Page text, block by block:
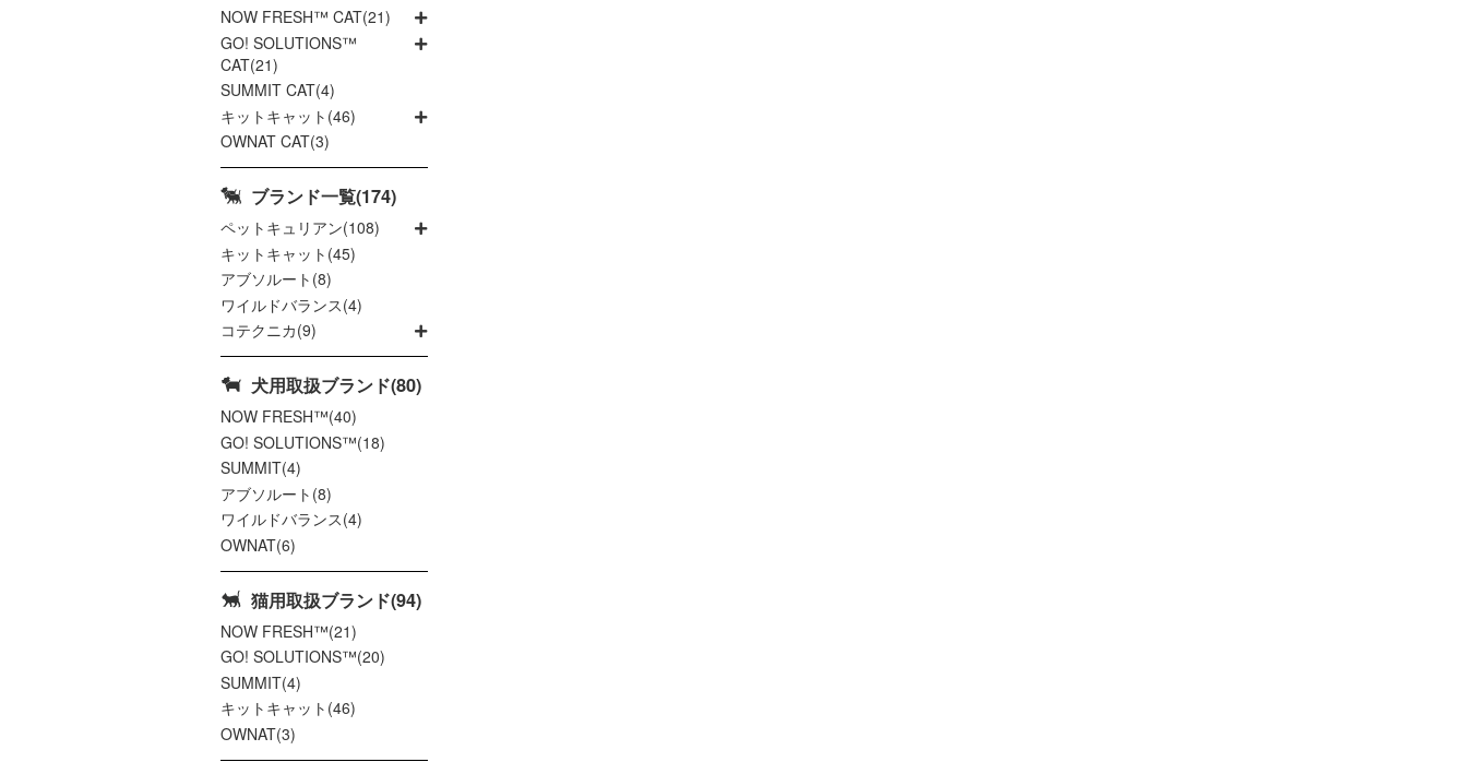
NOW FRESH™ CAT(21)
GO! SOLUTIONS™
CAT(21)
SUMMIT CAT(4)
キットキャット(46)
OWNAT CAT(3)
ブランド一覧(174)
ペットキュリアン(108)
キットキャット(45)
アブソルート(8)
ワイルドバランス(4)
コテクニカ(9)
犬用取扱ブランド(80)
NOW FRESH™(40)
GO! SOLUTIONS™(18)
SUMMIT(4)
アブソルート(8)
ワイルドバランス(4)
OWNAT(6)
猫用取扱ブランド(94)
NOW FRESH™(21)
GO! SOLUTIONS™(20)
SUMMIT(4)
キットキャット(46)
OWNAT(3)